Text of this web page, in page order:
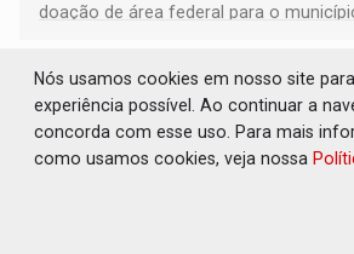
doação de área federal para o
Nós usamos cookies em nosso site
experiência possível. Ao continuar a
concorda com esse uso. Para mais
como usamos cookies, veja nossa